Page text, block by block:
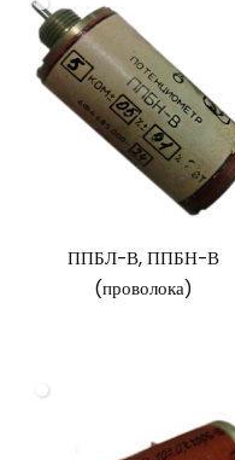
ППБЛ-В, ППБН-В
(проволока)